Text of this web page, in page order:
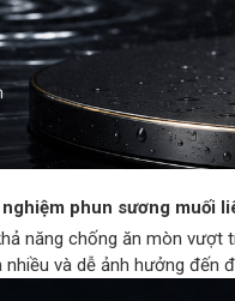
phun sương muối
năng chống ăn mòn
và dễ ảnh hưởng đến